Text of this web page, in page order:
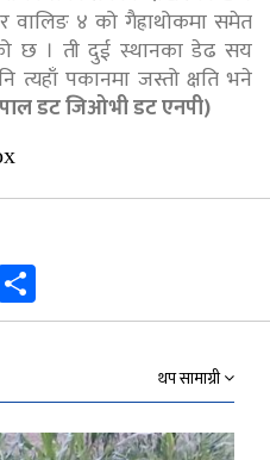
वालिङ ४ को गैह्राथोकमा समेत
छ । ती दुई स्थानका डेढ सय
त्यहाँ पकानमा जस्तो क्षति भने
डट जिओभी डट एनपी)
थप सामाग्री